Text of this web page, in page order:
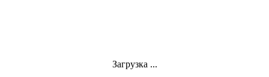
Загрузка ...